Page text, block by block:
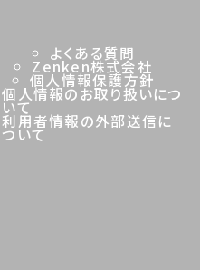
よくある質問
Zenken株式会社
個人情報保護方針
個人情報のお取り扱いにつ
いて
利用者情報の外部送信に
ついて